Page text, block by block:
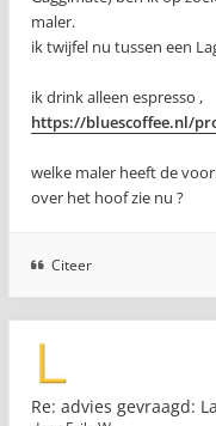
maler.
ik twijfel nu tussen een
ik drink alleen espresso ,
https://bluescoffee.nl/
welke maler heeft de
over het hoof zie nu ?
Citeer
Re: advies gevraagd: